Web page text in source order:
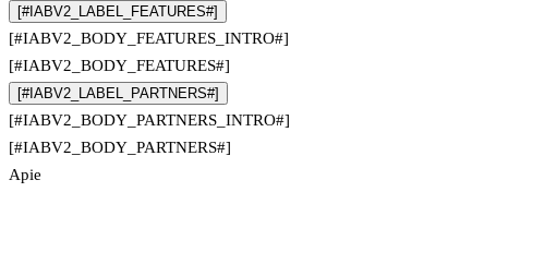
[#IABV2_LABEL_FEATURES#]
[#IABV2_BODY_FEATURES_INTRO#]
[#IABV2_BODY_FEATURES#]
[#IABV2_LABEL_PARTNERS#]
[#IABV2_BODY_PARTNERS_INTRO#]
[#IABV2_BODY_PARTNERS#]
Apie